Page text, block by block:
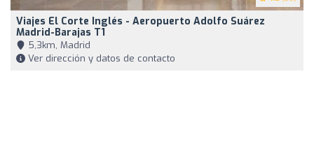
Viajes El Corte Inglés - Aeropuerto Adolfo Suárez
Madrid-Barajas T1
5,3km, Madrid
Ver dirección y datos de contacto